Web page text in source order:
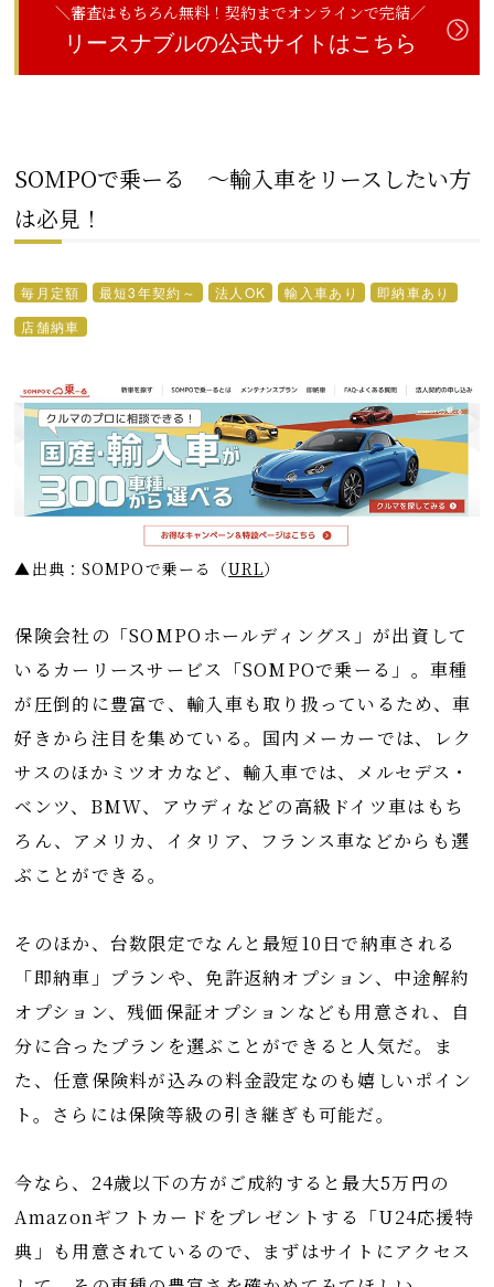
＼審査はもちろん無料！契約までオンラインで完結／
リースナブルの公式サイトはこちら
SOMPOで乗ーる ～輸入車をリースしたい方
は必見！
毎月定額 最短3年契約～ 法人OK 輸入車あり
即納車あり
店舗納車
▲出典：SOMPOで乗ーる （URL）
保険会社の「SOMPOホールディングス」が出資して
いるカーリースサービス「SOMPOで乗ーる」。車種
が圧倒的に豊富で、輸入車も取り扱っているため、車
好きから注目を集めている。国内メーカーでは、レク
サスのほかミツオカなど、輸入車では、メルセデス・
ベンツ、BMW、アウディなどの高級ドイツ車はもち
ろん、アメリカ、イタリア、フランス車などからも選
ぶことができる。
そのほか、台数限定でなんと最短10日で納車される
「即納車」プランや、免許返納オプション、中途解約
オプション、残価保証オプションなども用意され、自
分に合ったプランを選ぶことができると人気だ。ま
た、任意保険料が込みの料金設定なのも嬉しいポイン
ト。さらには保険等級の引き継ぎも可能だ。
今なら、24歳以下の方がご成約すると最大5万円の
Amazonギフトカードをプレゼントする「U24応援特
典」も用意されているので、まずはサイトにアクセス